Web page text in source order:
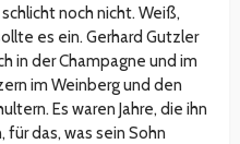
noch nicht. Weiß,
es ein. Gerhard Gutzler
in der Champagne und im
im Weinberg und den
Es waren Jahre, die ihn
das, was sein Sohn